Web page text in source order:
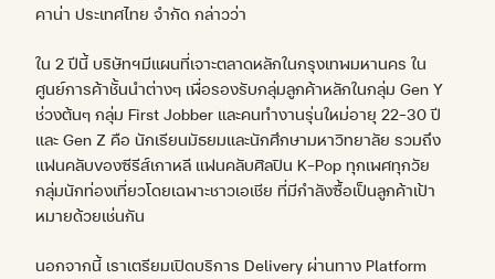
คาน่า ประเทศไทย จำกัด กล่าวว่า
ใน 2 ปีนี้ บริษัทฯมีแผนที่เจาะตลาดหลักในกรุงเทพมหานคร ใน
ศูนย์การค้าชั้นนำต่างๆ เพื่อรองรับกลุ่มลูกค้าหลักในกลุ่ม Gen Y
ช่วงต้นๆ กลุ่ม First Jobber และคนทำงานรุ่นใหม่อายุ 22-30 ปี
และ Gen Z คือ นักเรียนมัธยมและนักศึกษามหาวิทยาลัย รวมถึง
แฟนคลับของซีรีส์เกาหลี แฟนคลับศิลปิน K-Pop ทุกเพศทุกวัย
กลุ่มนักท่องเที่ยวโดยเฉพาะชาวเอเชีย ที่มีกำลังซื้อเป็นลูกค้าเป้า
หมายด้วยเช่นกัน
นอกจากนี้ เราเตรียมเปิดบริการ Delivery ผ่านทาง Platform